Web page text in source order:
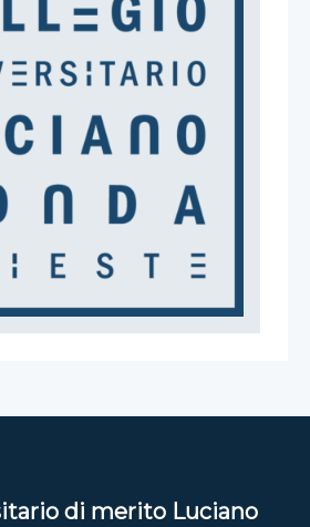
di merito Luciano